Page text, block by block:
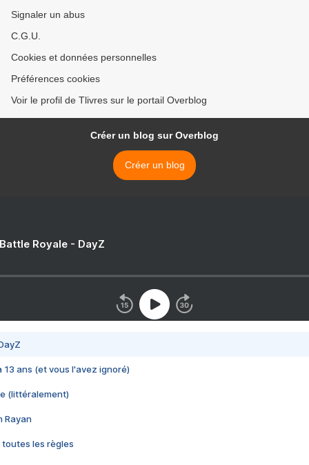
Signaler un abus
C.G.U.
Cookies et données personnelles
Préférences cookies
Voir le profil de Tlivres sur le portail Overblog
Créer un blog sur Overblog
Créer un blog
Royale - DayZ
13 ans (et vous l'avez ignoré)
(littéralement)
Rayan
toutes les règles